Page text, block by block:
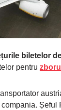
biletelor
pentru
Șeful